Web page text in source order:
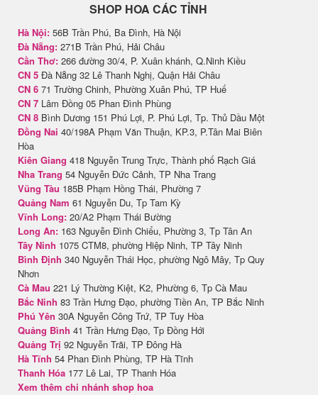
SHOP HOA CÁC TỈNH
Hà Nội: 56B Trần Phú, Ba Đình, Hà Nội
Đà Nẵng: 271B Trần Phú, Hải Châu
Cần Thơ: 266 đường 30/4, P. Xuân khánh, Q.Ninh Kiều
CN 5 Đà Nẵng 32 Lê Thanh Nghị, Quận Hải Châu
CN 6 71 Trường Chinh, Phường Xuân Phú, TP Huế
CN 7 Lâm Đồng 05 Phan Đình Phùng
CN 8 Bình Dương 151 Phú Lợi, P. Phú Lợi, Tp. Thủ Dầu Một
Đồng Nai 40/198A Phạm Văn Thuận, KP.3, P.Tân Mai Biên
Hòa
Kiên Giang 418 Nguyễn Trung Trực, Thành phố Rạch Giá
Nha Trang 54 Nguyễn Đức Cảnh, TP Nha Trang
Vũng Tàu 185B Phạm Hồng Thái, Phường 7
Quảng Nam 61 Nguyễn Du, Tp Tam Kỳ
Vĩnh Long: 20/A2 Phạm Thái Bường
Long An: 163 Nguyễn Đình Chiểu, Phường 3, Tp Tân An
Tây Ninh 1075 CTM8, phường Hiệp Ninh, TP Tây Ninh
Bình Định 340 Nguyễn Thái Học, phường Ngô Mây, Tp Quy
Nhơn
Cà Mau 221 Lý Thường Kiệt, K2, Phường 6, Tp Cà Mau
Bắc Ninh 83 Trần Hưng Đạo, phường Tiền An, TP Bắc Ninh
Phú Yên 30A Nguyễn Công Trứ, TP Tuy Hòa
Quảng Bình 41 Trần Hưng Đạo, Tp Đồng Hới
Quảng Trị 92 Nguyễn Trãi, TP Đông Hà
Hà Tĩnh 54 Phan Đình Phùng, TP Hà Tĩnh
Thanh Hóa 177 Lê Lai, TP Thanh Hóa
Xem thêm chi nhánh shop hoa